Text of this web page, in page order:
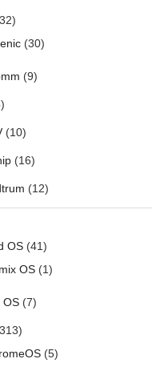
(30)
(9)
(10)
(16)
(12)
OS(41)
OS(1)
OS(7)
(5)